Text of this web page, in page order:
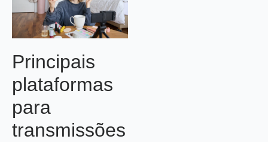
Principais
plataformas
para
transmissões